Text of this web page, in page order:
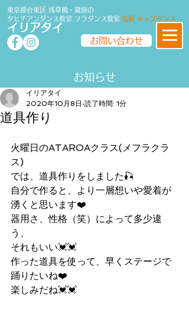
東京都台東区 浅草橋・蔵前の
タヒチアンダンス教室 フラダンス教室 気軽 キッズダンス
イリアタイ
お問い合わせ
​​お知らせ
道具作り
イリアタイ
2020年10月8日 読了時間: 1分
火曜日のATAROAクラス(メフラクラ
ス)
では、道具作りをしました🎣
自分で作ると、より一層想いや愛着が
湧くと思います❤️
器用さ、性格（笑）によって多少違
う、
それもいい💓💓
作った道具を使って、早くステージで
踊りたいね❤️
楽しみだね💓💓